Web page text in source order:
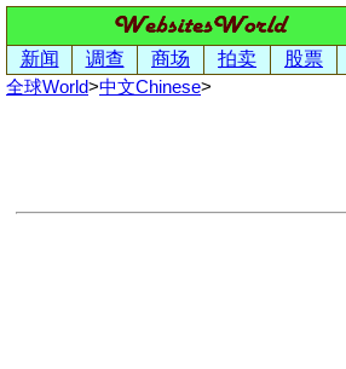
新闻 调查 商场 拍卖 股票
全球World>中文Chinese>